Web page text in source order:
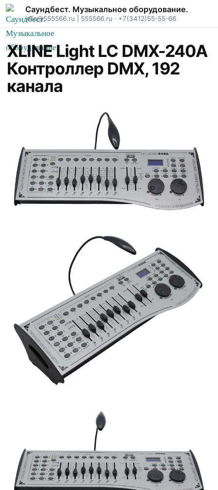
Саундбест. Музыкальное оборудование.
info@555566.ru 555566.ru · +7(3412)55-55-66
XLINE Light LC DMX-240A
Контроллер DMX, 192
канала